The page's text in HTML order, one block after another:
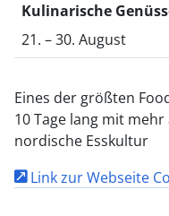
Kulinarische
21. – 30. August
Eines der größten
10 Tage lang mit
nordische Esskultur
Link zur Webseite